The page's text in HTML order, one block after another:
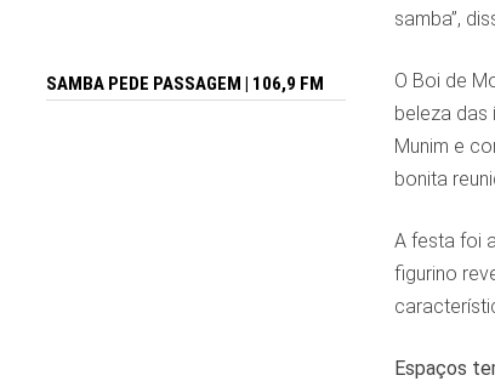
samba”,
O Boi de
beleza das
Munim e
bonita
A festa foi
figurino
Espaços
SAMBA PEDE PASSAGEM | 106,9 FM